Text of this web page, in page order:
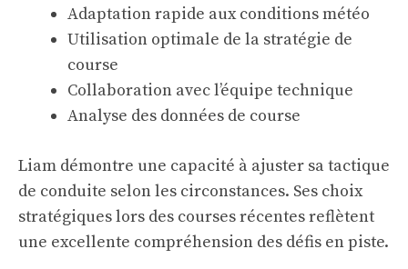
Adaptation rapide aux conditions météo
Utilisation optimale de la stratégie de
course
Collaboration avec l’équipe technique
Analyse des données de course
Liam démontre une capacité à ajuster sa tactique
de conduite selon les circonstances. Ses choix
stratégiques lors des courses récentes reflètent
une excellente compréhension des défis en piste.